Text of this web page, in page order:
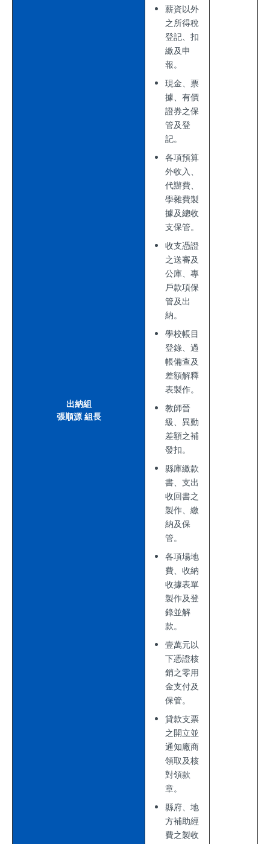
出納組
張順源 組長
薪資以外
之所得稅
登記、扣
繳及申
報。
現金、票
據、有價
證券之保
管及登
記。
各項預算
外收入、
代辦費、
學雜費製
據及總收
支保管。
收支憑證
之送審及
公庫、專
戶款項保
管及出
納。
學校帳目
登錄、過
帳備查及
差額解釋
表製作。
教師晉
級、異動
差額之補
發扣。
縣庫繳款
書、支出
收回書之
製作、繳
納及保
管。
各項場地
費、收納
收據表單
製作及登
錄並解
款。
壹萬元以
下憑證核
銷之零用
金支付及
保管。
貸款支票
之開立並
通知廠商
領取及核
對領款
章。
縣府、地
方補助經
費之製收